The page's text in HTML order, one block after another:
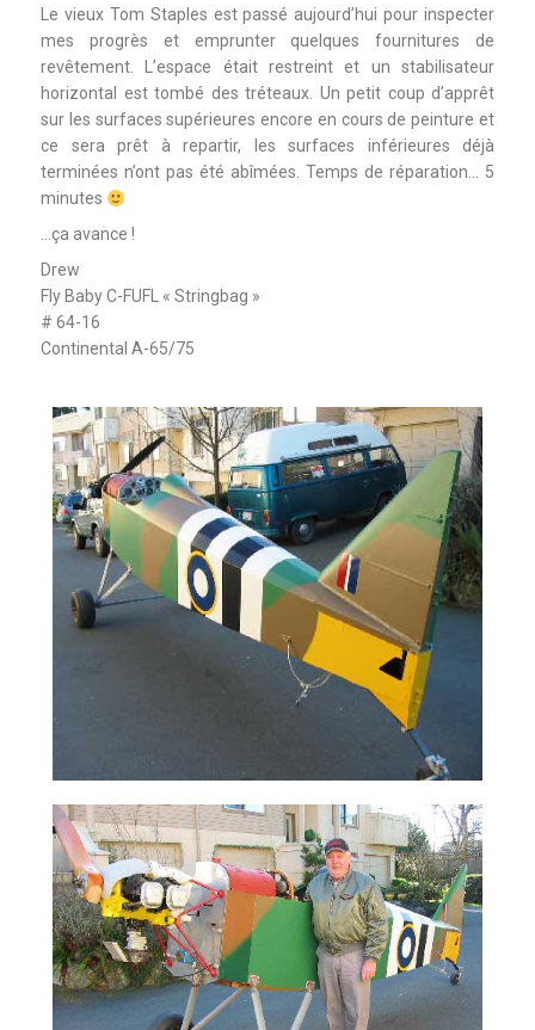
Le vieux Tom Staples est passé aujourd’hui pour inspecter
mes progrès et emprunter quelques fournitures de
revêtement. L’espace était restreint et un stabilisateur
horizontal est tombé des tréteaux. Un petit coup d’apprêt
sur les surfaces supérieures encore en cours de peinture et
ce sera prêt à repartir, les surfaces inférieures déjà
terminées n’ont pas été abîmées. Temps de réparation… 5
minutes
…ça avance !
Drew
Fly Baby C-FUFL « Stringbag »
# 64-16
Continental A-65/75